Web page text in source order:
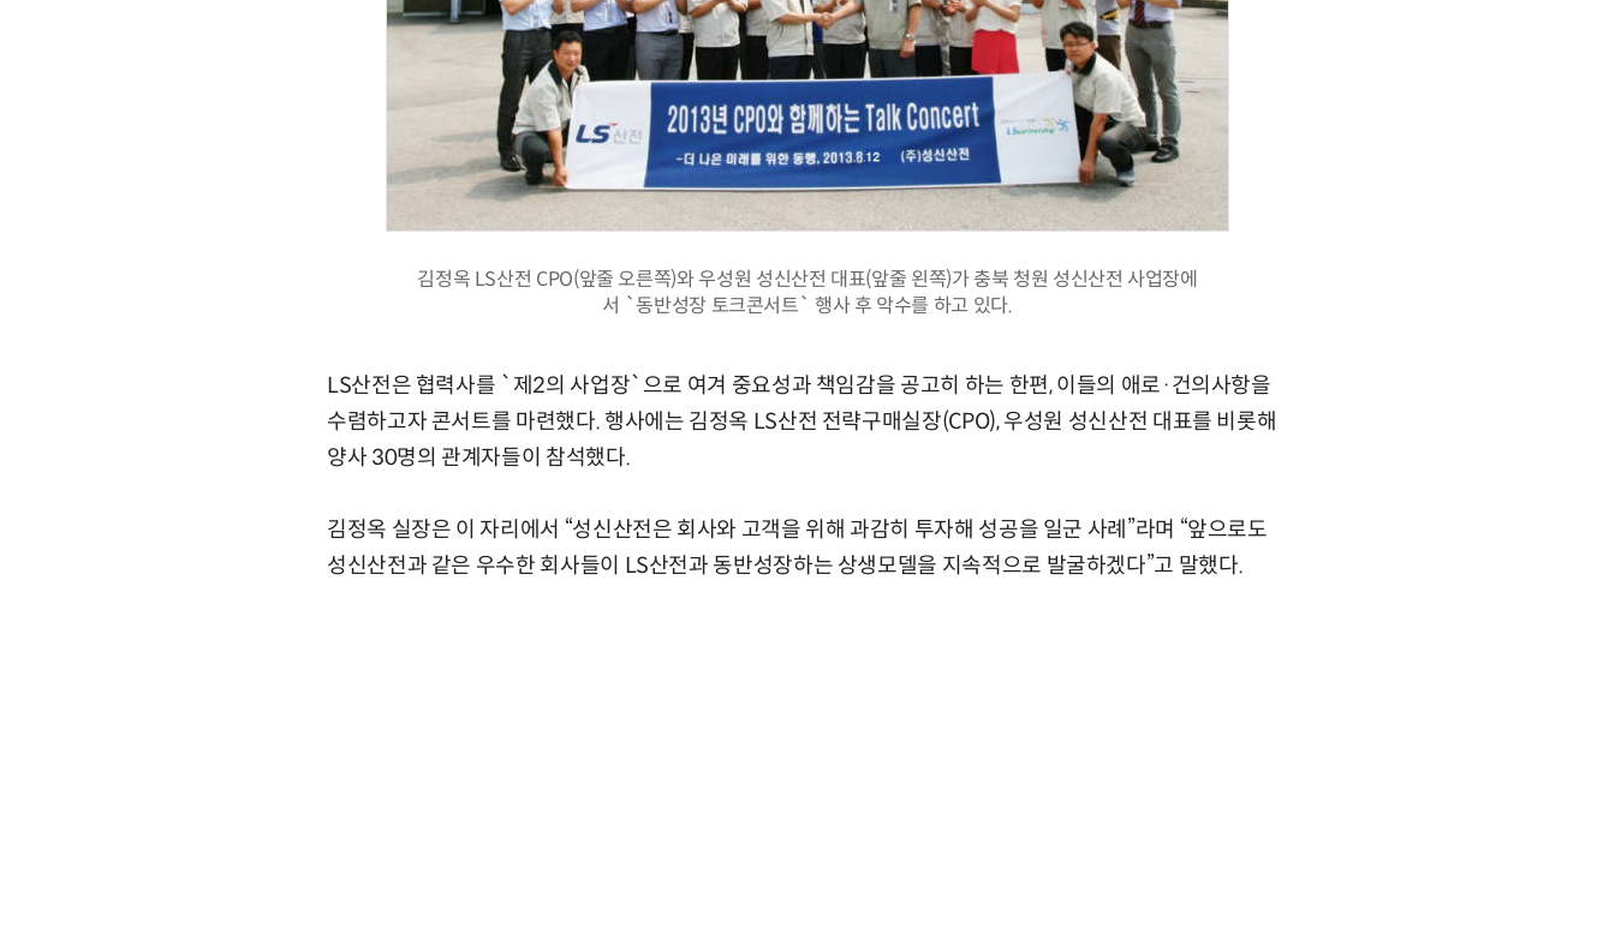
김정옥 LS산전 CPO(앞줄 오른쪽)와 우성원 성신산전 대표(앞줄 왼쪽)가 충북 청원 성신산전 사업장에
서 `동반성장 토크콘서트` 행사 후 악수를 하고 있다.
LS산전은 협력사를 `제2의 사업장`으로 여겨 중요성과 책임감을 공고히 하는 한편, 이들의 애로·건의사항을
수렴하고자 콘서트를 마련했다. 행사에는 김정옥 LS산전 전략구매실장(CPO), 우성원 성신산전 대표를 비롯해
양사 30명의 관계자들이 참석했다.
김정옥 실장은 이 자리에서 “성신산전은 회사와 고객을 위해 과감히 투자해 성공을 일군 사례”라며 “앞으로도
성신산전과 같은 우수한 회사들이 LS산전과 동반성장하는 상생모델을 지속적으로 발굴하겠다”고 말했다.